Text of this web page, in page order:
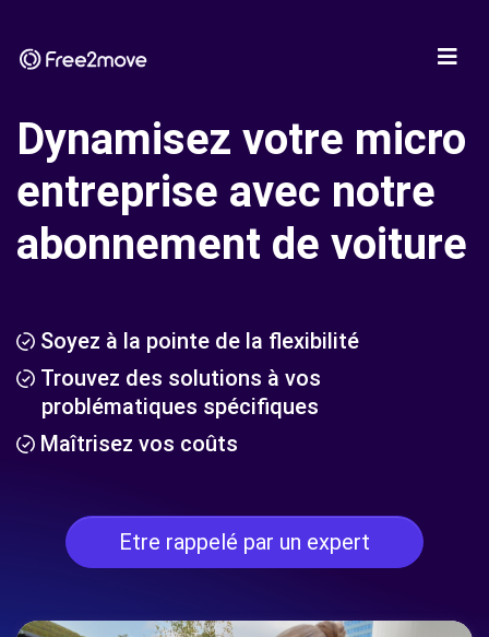
Dynamisez votre micro
entreprise avec notre
abonnement de voiture
Soyez à la pointe de la flexibilité
Trouvez des solutions à vos
problématiques spécifiques
Maîtrisez vos coûts
Etre rappelé par un expert